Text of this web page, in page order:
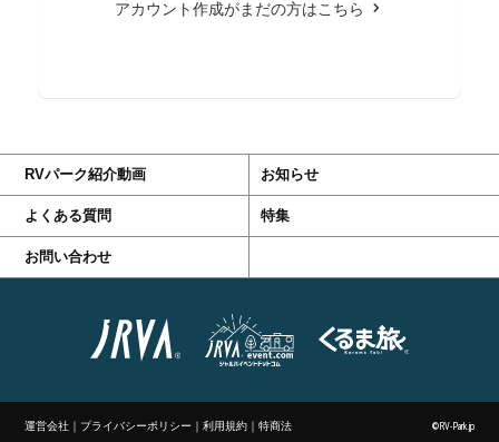
アカウント作成がまだの方はこちら
RVパーク紹介動画 お知らせ
よくある質問 特集
お問い合わせ
運営会社 ｜ プライバシーポリシー ｜利用規約 ｜特商法 ©RV-Park.jp